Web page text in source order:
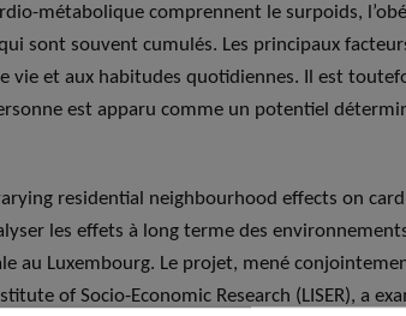
métabolique comprennent le surpoids,
sont souvent cumulés. Les principaux
vie et aux habitudes quotidiennes. Il est
est apparu comme un potentiel
residential neighbourhood effects on
les effets à long terme des
au Luxembourg. Le projet, mené
of Socio-Economic Research (LISER), a